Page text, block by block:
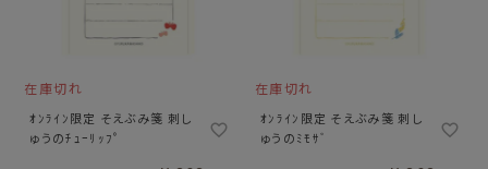
在庫切れ
ｵﾝﾗｲﾝ限定 そえぶみ箋 刺し
ゅうのﾁｭｰﾘｯﾌﾟ
在庫切れ
ｵﾝﾗｲﾝ限定 そえぶみ箋 刺し
ゅうのﾐﾓｻﾞ